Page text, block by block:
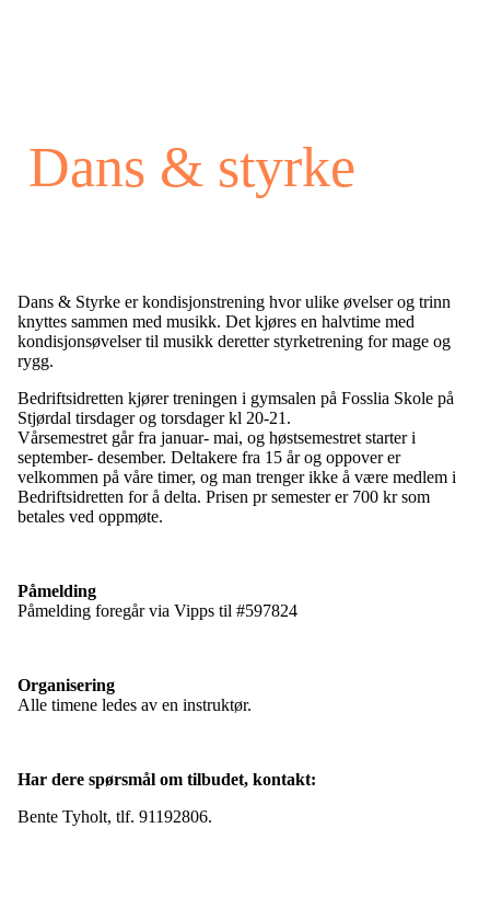
Dans & styrke
Dans & Styrke er kondisjonstrening hvor ulike øvelser og trinn
knyttes sammen med musikk. Det kjøres en halvtime med
kondisjonsøvelser til musikk deretter styrketrening for mage og
rygg.
Bedriftsidretten kjører treningen i gymsalen på Fosslia Skole på
Stjørdal tirsdager og torsdager kl 20-21.
Vårsemestret går fra januar- mai, og høstsemestret starter i
september- desember. Deltakere fra 15 år og oppover er
velkommen på våre timer, og man trenger ikke å være medlem i
Bedriftsidretten for å delta. Prisen pr semester er 700 kr som
betales ved oppmøte.
Påmelding
Påmelding foregår via Vipps til #597824
Organisering
Alle timene ledes av en instruktør.
Har dere spørsmål om tilbudet, kontakt:
Bente Tyholt, tlf. 91192806.